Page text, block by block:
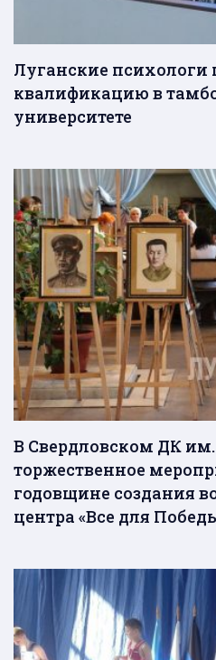
Луганские
квалификацию в
университете
В Свердловском ДК
торжественное
годовщине создания
центра «Все для